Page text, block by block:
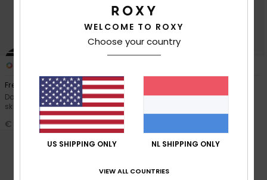
Accessoires
Schoenen
Fitness
Freebird MIPS®
Dames Paars Snow-, ski-,
skatehelm
€ 100,00
Dames Wit Snow-, skihelm
€ 100,00
WELCOME TO ROXY
Choose your country
US SHIPPING ONLY NL SHIPPING ONLY
VIEW ALL COUNTRIES